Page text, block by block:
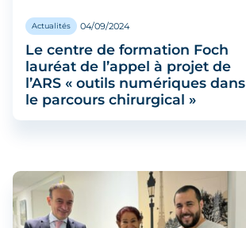
Actualités 04/09/2024
Le centre de formation Foch
lauréat de l’appel à projet de
l’ARS « outils numériques dans
le parcours chirurgical »